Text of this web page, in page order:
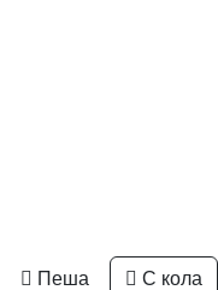
Пеша С кола